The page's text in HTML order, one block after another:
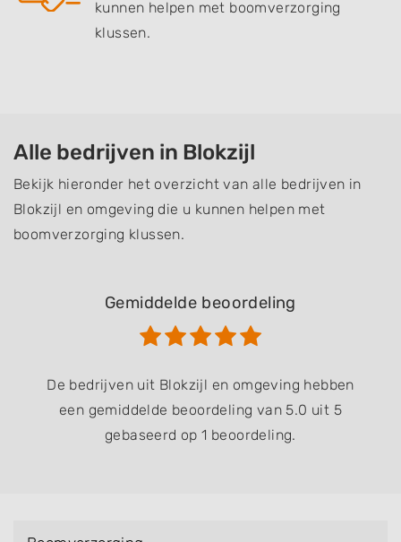
kunnen helpen met boomverzorging
klussen.
Alle bedrijven in Blokzijl
Bekijk hieronder het overzicht van alle bedrijven in
Blokzijl en omgeving die u kunnen helpen met
boomverzorging klussen.
Gemiddelde beoordeling
De bedrijven uit Blokzijl en omgeving hebben
een gemiddelde beoordeling van 5.0 uit 5
gebaseerd op 1 beoordeling.